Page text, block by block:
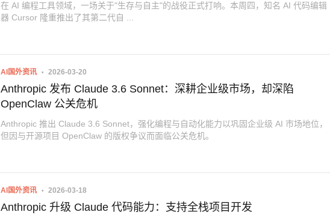
在 AI 编程工具领域，一场关于"生存与自主"的战役正式打响。本周四，知名 AI 代码编辑
器 Cursor 隆重推出了其第二代自 ...
AI国外资讯 2026-03-20
Anthropic 发布 Claude 3.6 Sonnet：深耕企业级市场，却深陷
OpenClaw 公关危机
Anthropic 推出 Claude 3.6 Sonnet，强化编程与自动化能力以巩固企业级 AI 市场地位，
但因与开源项目 OpenClaw 的版权争议而面临公关危机。
AI国外资讯 2026-03-18
Anthropic 升级 Claude 代码能力：支持全栈项目开发